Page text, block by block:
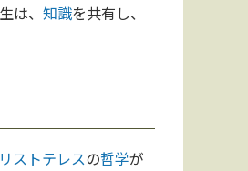
は、 知識を共有し、
ストテレスの哲学が